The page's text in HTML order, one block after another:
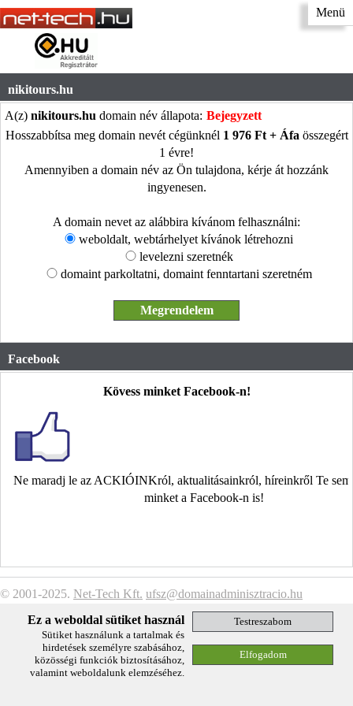
Menü
nikitours.hu
A(z) nikitours.hu domain név állapota: Bejegyzett
Hosszabbítsa meg domain nevét cégünknél 1 976 Ft + Áfa összegért
1 évre!
Amennyiben a domain név az Ön tulajdona, kérje át hozzánk
ingyenesen.
A domain nevet az alábbira kívánom felhasználni:
weboldalt, webtárhelyet kívánok létrehozni
levelezni szeretnék
domaint parkoltatni, domaint fenntartani szeretném
Facebook
Kövess minket Facebook-n!
Ne maradj le az ACKIÓINKról, aktualitásainkról, híreinkről Te
minket a Facebook-n is!
© 2001-2025. Net-Tech Kft. ufsz@domainadminisztracio.hu
Ez a weboldal sütiket használ
Sütiket használunk a tartalmak és
hirdetések személyre szabásához,
közösségi funkciók biztosításához,
valamint weboldalunk elemzéséhez.